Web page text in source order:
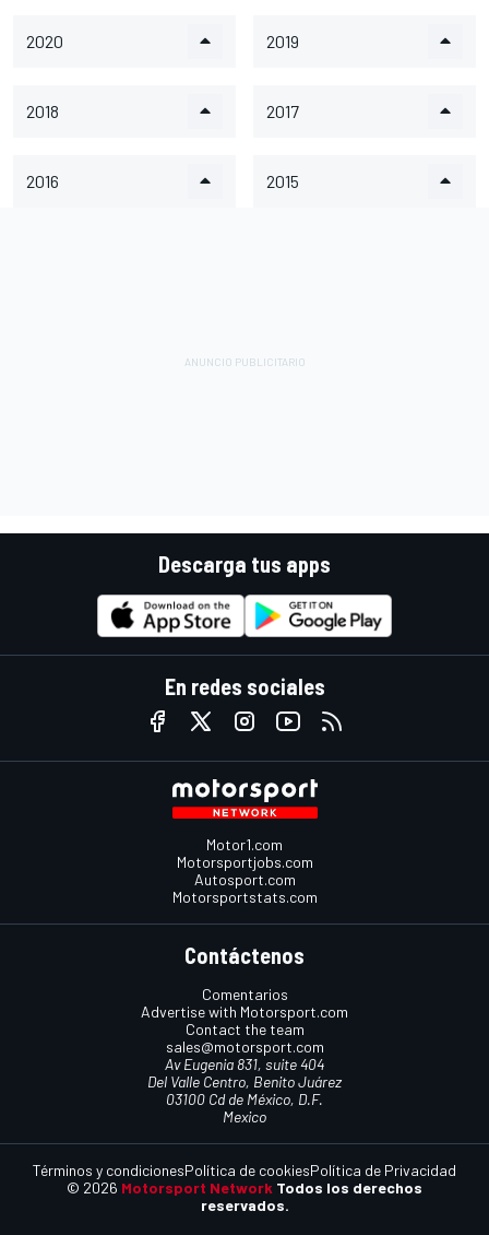
2020 2019
2018 2017
2016 2015
Descarga tus apps
En redes sociales
Motor1.com
Motorsportjobs.com
Autosport.com
Motorsportstats.com
Contáctenos
Comentarios
Advertise with Motorsport.com
Contact the team
sales@motorsport.com
Av Eugenia 831, suite 404
Del Valle Centro, Benito Juárez
03100 Cd de México, D.F.
Mexico
© 2026 Motorsport Network Todos los derechos
reservados.
Términos y condicionesPolítica de cookiesPolítica de Privacidad